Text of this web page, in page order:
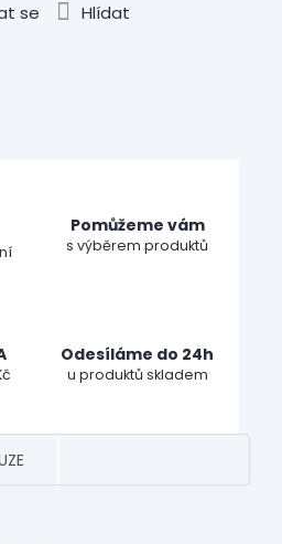
se Hlídat
Pomůžeme vám
s výběrem produktů
Odesíláme do 24h
u produktů skladem